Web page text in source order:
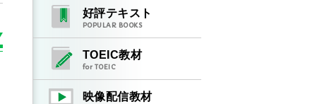
好評テキスト
POPULAR BOOKS
TOEIC教材
for TOEIC
映像配信教材